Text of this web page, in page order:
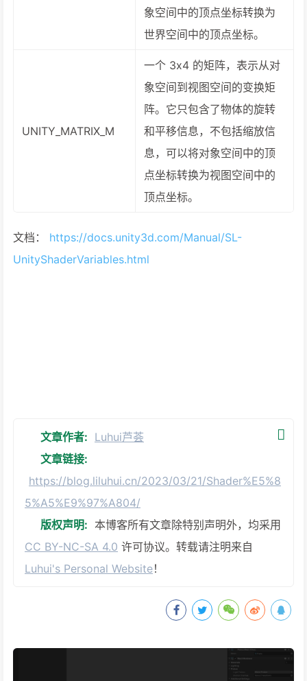
象空间中的顶点坐标转换为
世界空间中的顶点坐标。
UNITY_MATRIX_M
一个 3x4 的矩阵，表示从对
象空间到视图空间的变换矩
阵。它只包含了物体的旋转
和平移信息，不包括缩放信
息，可以将对象空间中的顶
点坐标转换为视图空间中的
顶点坐标。
文档： https://docs.unity3d.com/Manual/SL-
UnityShaderVariables.html
文章作者: Luhui芦荟
文章链接:
https://blog.liluhui.cn/2023/03/21/Shader%E5%8
5%A5%E9%97%A804/
版权声明: 本博客所有文章除特别声明外，均采用
CC BY-NC-SA 4.0 许可协议。转载请注明来自
Luhui's Personal Website！